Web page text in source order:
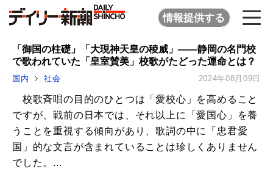
情報提供する
「御国の柱礎」「大現神天皇の稜威」――静岡の名門校
で歌われていた「皇室賛美」校歌がたどった運命とは？
国内 社会 2024年08月09日
校歌斉唱の目的のひとつは「愛校心」を高めること
ですが、戦前の日本では、それ以上に「愛国心」を養
うことを重視する傾向があり、歌詞の中に「忠君愛
国」的な文言が含まれていることは珍しくありません
でした。...